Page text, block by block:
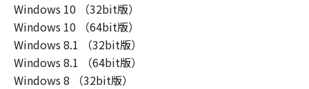
Windows 10 （32bit版）
Windows 10 （64bit版）
Windows 8.1 （32bit版）
Windows 8.1 （64bit版）
Windows 8 （32bit版）